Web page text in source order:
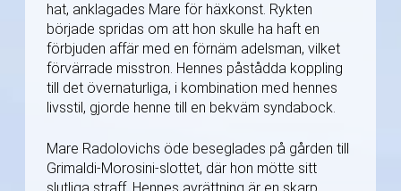
hat, anklagades Mare för häxkonst. Rykten
började spridas om att hon skulle ha haft en
förbjuden affär med en förnäm adelsman, vilket
förvärrade misstron. Hennes påstådda koppling
till det övernaturliga, i kombination med hennes
livsstil, gjorde henne till en bekväm syndabock.
Mare Radolovichs öde beseglades på gården till
Grimaldi-Morosini-slottet, där hon mötte sitt